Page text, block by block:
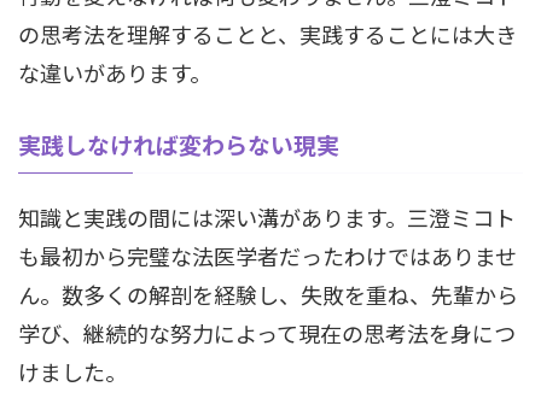
の思考法を理解することと、実践することには大き
な違いがあります。
実践しなければ変わらない現実
知識と実践の間には深い溝があります。三澄ミコト
も最初から完璧な法医学者だったわけではありませ
ん。数多くの解剖を経験し、失敗を重ね、先輩から
学び、継続的な努力によって現在の思考法を身につ
けました。